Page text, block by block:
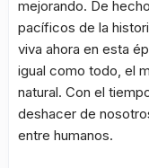
mejorando. De
pacíficos de la
viva ahora en esta
igual como todo, el
natural. Con el
deshacer de
entre humanos.